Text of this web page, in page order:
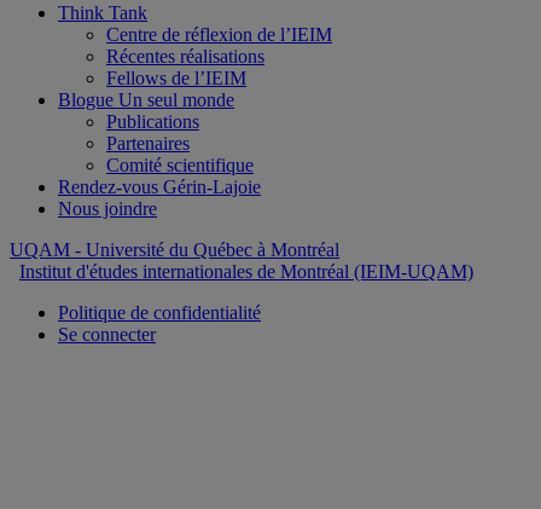
Think Tank
Centre de réflexion de l’IEIM
Récentes réalisations
Fellows de l’IEIM
Blogue Un seul monde
Publications
Partenaires
Comité scientifique
Rendez-vous Gérin-Lajoie
Nous joindre
UQAM - Université du Québec à Montréal
Institut d'études internationales de Montréal (IEIM-UQAM)
Politique de confidentialité
Se connecter